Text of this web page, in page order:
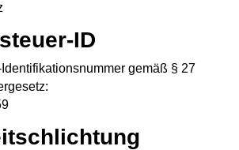
ID
gemäß § 27